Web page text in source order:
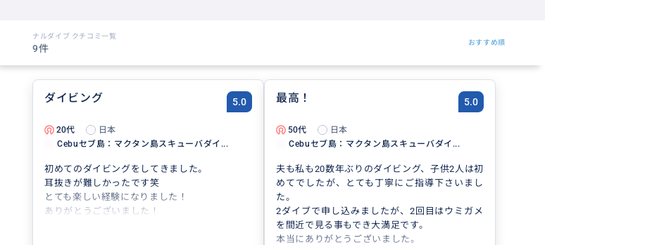
ナルダイブ クチコミ一覧
9件
おすすめ順
ダイビング 5.0
20代
日本
Cebuセブ島：マクタン島スキューバダイ...
初めてのダイビングをしてきました。
耳抜きが難しかったです笑
とても楽しい経験になりました！
ありがとうございました！
最高！ 5.0
50代
日本
Cebuセブ島：マクタン島スキューバダイ...
夫も私も20数年ぶりのダイビング、子供2人は初
めてでしたが、とても丁寧にご指導下さいまし
た。
2ダイブで申し込みましたが、2回目はウミガメ
を間近で見る事もでき大満足です。
本当にありがとうございました。